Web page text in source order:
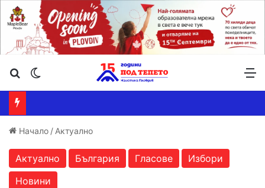
Търсене ...
Начало / Актуално
Актуално България Гласове
Избори
Новини